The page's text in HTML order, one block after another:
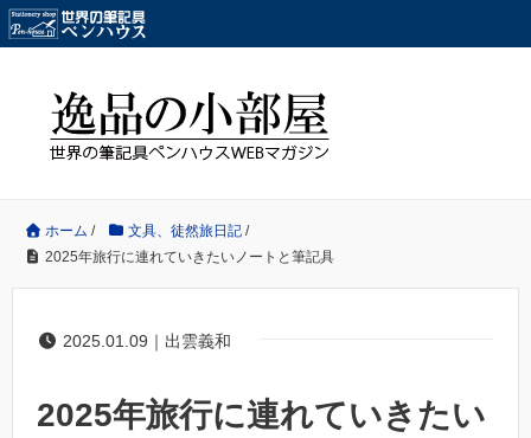
ホーム / 文具、徒然旅日記 /
2025年旅行に連れていきたいノートと筆記具
2025.01.09｜出雲義和
2025年旅行に連れていきたい